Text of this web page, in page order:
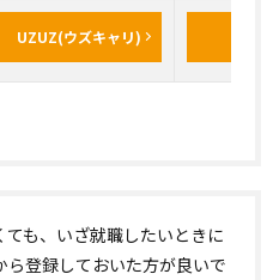
UZUZ(ウズキャリ)
も、いざ就職したいときに
登録しておいた方が良いで